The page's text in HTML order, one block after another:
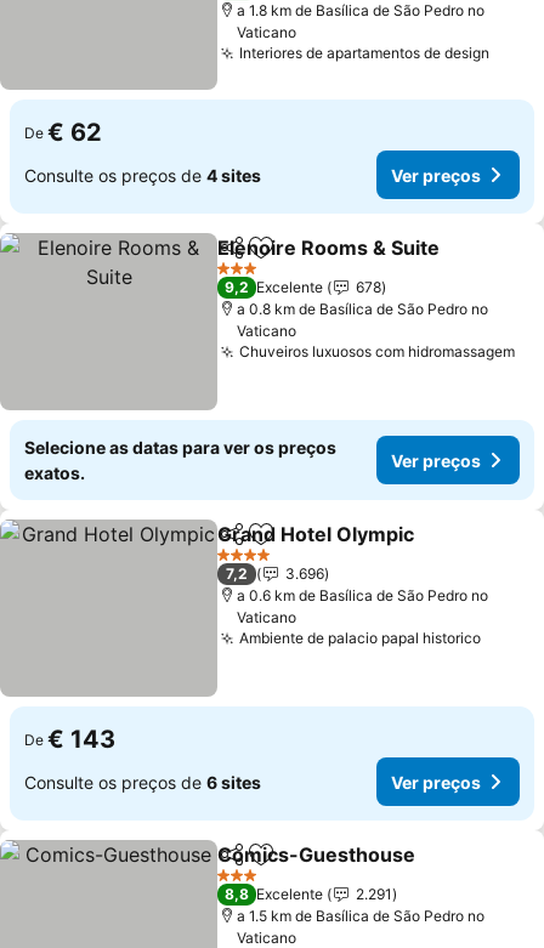
a 1.8 km de Basílica de São Pedro no
Vaticano
Interiores de apartamentos de design
De € 62
Consulte os preços de 4 sites Ver preços
PartilharAdicionar aos favoritos
Elenoire Rooms & Suite
3 Estrelas
9,2 Excelente
678
a 0.8 km de Basílica de São Pedro no
Vaticano
Chuveiros luxuosos com hidromassagem
Selecione as datas para ver os preços
exatos.
Ver preços
PartilharAdicionar aos favoritos
Grand Hotel Olympic
4 Estrelas
7,2
3.696
a 0.6 km de Basílica de São Pedro no
Vaticano
Ambiente de palacio papal historico
De € 143
Consulte os preços de 6 sites Ver preços
PartilharAdicionar aos favoritos
Comics-Guesthouse
3 Estrelas
8,8 Excelente
2.291
a 1.5 km de Basílica de São Pedro no
Vaticano